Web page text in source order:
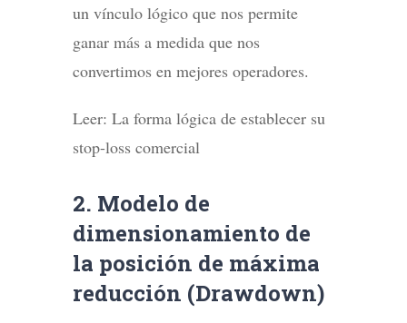
un vínculo lógico que nos permite
ganar más a medida que nos
convertimos en mejores operadores.
Leer: La forma lógica de establecer su
stop-loss comercial
2. Modelo de
dimensionamiento de
la posición de máxima
reducción (Drawdown)